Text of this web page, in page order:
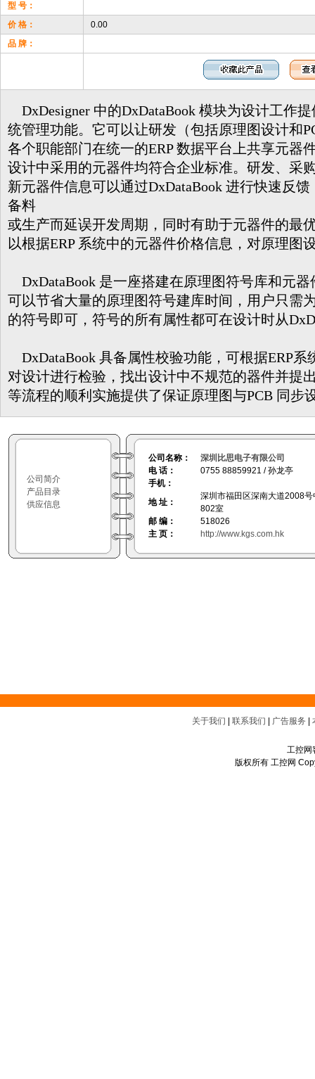
型 号：
价 格：
0.00
品 牌：
DxDesigner 中的DxDataBook 模块为设计工作
统管理功能。它可以让研发（包括原理图设计和
各个职能部门在统一的ERP 数据平台上共享元器
设计中采用的元器件均符合企业标准。研发、采
新元器件信息可以通过DxDataBook 进行快速反
备料
或生产而延误开发周期，同时有助于元器件的最
以根据ERP 系统中的元器件价格信息，对原理图
DxDataBook 是一座搭建在原理图符号库和元
可以节省大量的原理图符号建库时间，用户只需
的符号即可，符号的所有属性都可在设计时从
DxDataBook 具备属性校验功能，可根据ERP系
对设计进行检验，找出设计中不规范的器件并提
等流程的顺利实施提供了保证原理图与PCB 同步
公司简介
产品目录
供应信息
公司名称：
深圳比思电子有限公司
电 话：
0755 88859921 / 孙龙亭
手机：
地 址：
深圳市福田区深南大道2008
802室
邮 编：
518026
主 页：
http://www.kgs.com.hk
关于我们 联系我们 广告服务
工控网
版权所有 工控网